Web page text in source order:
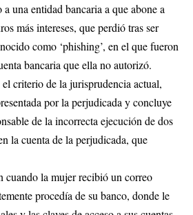
una entidad bancaria a que abone a
más intereses, que perdió tras ser
como ‘phishing’, en el que fueron
bancaria que ella no autorizó.
criterio de la jurisprudencia actual,
por la perjudicada y concluye
de la incorrecta ejecución de dos
la cuenta de la perjudicada, que
cuando la mujer recibió un correo
procedía de su banco, donde le